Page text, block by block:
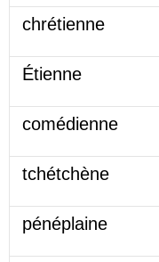
chrétienne
Étienne
comédienne
tchétchène
pénéplaine